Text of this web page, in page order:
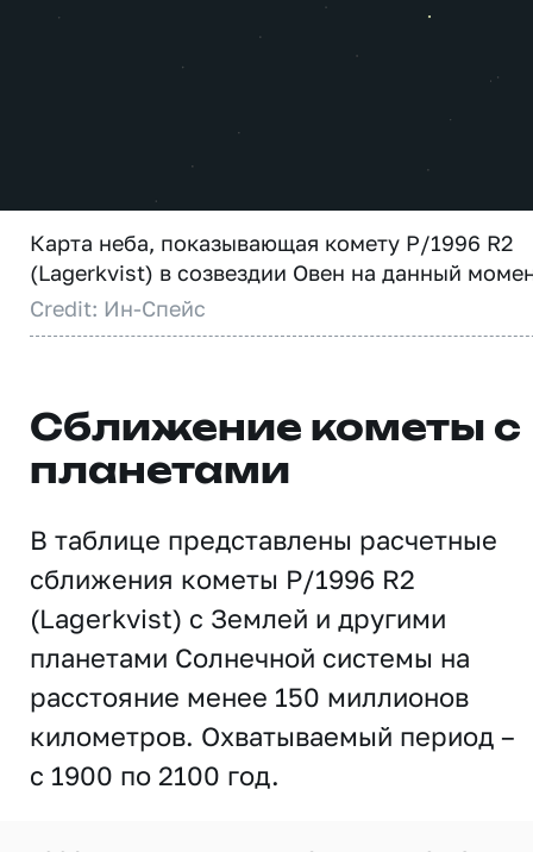
Карта неба, показывающая комету P/1996 R2
(Lagerkvist) в созвездии Овен на данный
Credit: Ин-Спейс
Сближение кометы с
планетами
В таблице представлены расчетные
сближения кометы P/1996 R2
(Lagerkvist) с Землей и другими
планетами Солнечной системы на
расстояние менее 150 миллионов
километров. Охватываемый период –
с 1900 по 2100 год.